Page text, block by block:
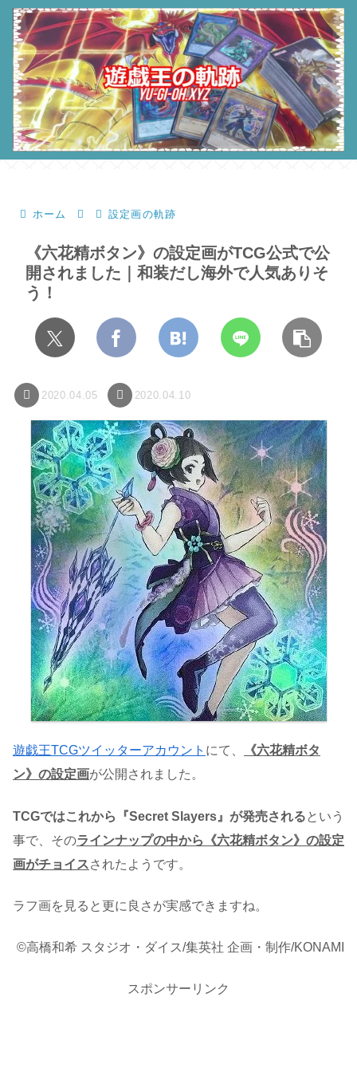
ホーム 設定画の軌跡
《六花精ボタン》の設定画がTCG公式で公
開されました｜和装だし海外で人気ありそ
う！
2020.04.05 2020.04.10
遊戯王TCGツイッターアカウント にて、
《六花精ボタ
ン》の設定画が公開されました。
TCGではこれから『Secret Slayers』が発売される という
事で、そのラインナップの中から《六花精ボタン》の設定
画がチョイスされたようです。
ラフ画を見ると更に良さが実感できますね。
©高橋和希 スタジオ・ダイス/集英社 企画・制作/KONAMI
スポンサーリンク